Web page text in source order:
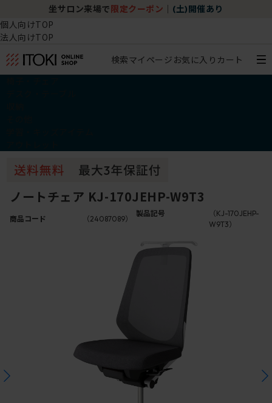
坐サロン来場で 限定クーポン (土)開催あり
個人向けTOP
法人向けTOP
検索マイページ お気に入り カート
ノートチェア KJ-170JEHP-W9T3
商品コード （24087089）
製品記号
（KJ-170JEHP-
W9T3）